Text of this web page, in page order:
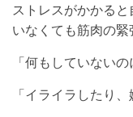
ストレスがかかる
いなくても筋肉の緊
「何もしていないの
「イライラしたり